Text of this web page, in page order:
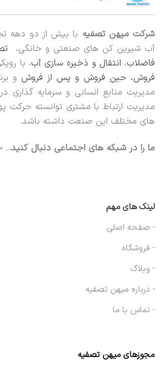
شرکت میهن تصفیه با بیش از دو دهه
آب شیرین کن های صنعتی و خانگی،
فاضلاب، انتقال و ذخیره سازی آب، با
فروش، حین فروش و پس از فروش و
مدیریت منابع انسانی و سرمایه گذاری
مدیریت ارتباط با مشتری توانسته حرکت
های مختلف این صنعت داشته باشد.
ما را در شبکه های اجتماعی دنبال کنید...
لینک های مهم
- صفحه اصلی
- فروشگاه
- وبلاگ
- درباره میهن تصفیه
- تماس با ما
مجوزهای میهن تصفیه